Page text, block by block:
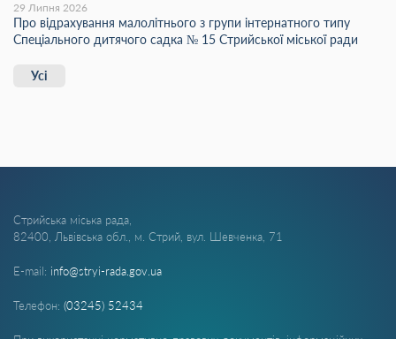
29 Липня 2026
Про відрахування малолітнього з групи інтернатного типу
Спеціального дитячого садка № 15 Стрийської міської ради
Усі
Стрийська міська рада,
82400, Львівська обл., м. Стрий, вул. Шевченка, 71
E-mail: info@stryi-rada.gov.ua
Телефон: (03245) 52434